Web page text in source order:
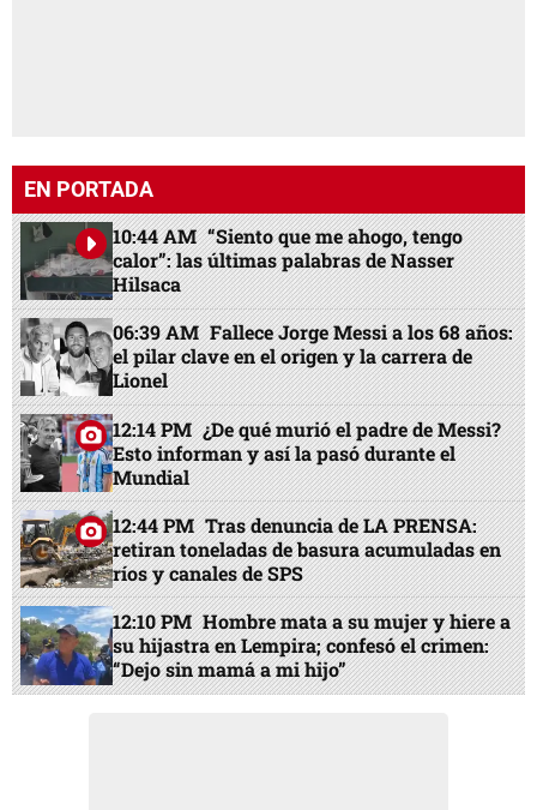
EN PORTADA
10:44 AM “Siento que me ahogo, tengo
calor”: las últimas palabras de Nasser
Hilsaca
06:39 AM Fallece Jorge Messi a los 68 años:
el pilar clave en el origen y la carrera de
Lionel
12:14 PM ¿De qué murió el padre de Messi?
Esto informan y así la pasó durante el
Mundial
12:44 PM Tras denuncia de LA PRENSA:
retiran toneladas de basura acumuladas en
ríos y canales de SPS
12:10 PM Hombre mata a su mujer y hiere a
su hijastra en Lempira; confesó el crimen:
“Dejo sin mamá a mi hijo”